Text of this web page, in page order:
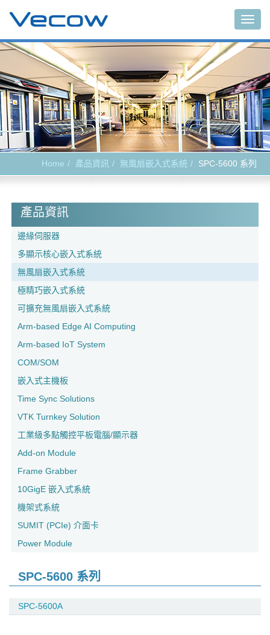
Home 產品資訊 無風扇嵌入式系統 SPC-5600 系列
產品資訊
邊緣伺服器
多顯示核心嵌入式系統
無風扇嵌入式系統
極精巧嵌入式系統
可擴充無風扇嵌入式系統
Arm-based Edge AI Computing
Arm-based IoT System
COM/SOM
嵌入式主機板
Time Sync Solutions
VTK Turnkey Solution
工業級多點觸控平板電腦/顯示器
Add-on Module
Frame Grabber
10GigE 嵌入式系統
機架式系統
SUMIT (PCIe) 介面卡
Power Module
SPC-5600 系列
SPC-5600A